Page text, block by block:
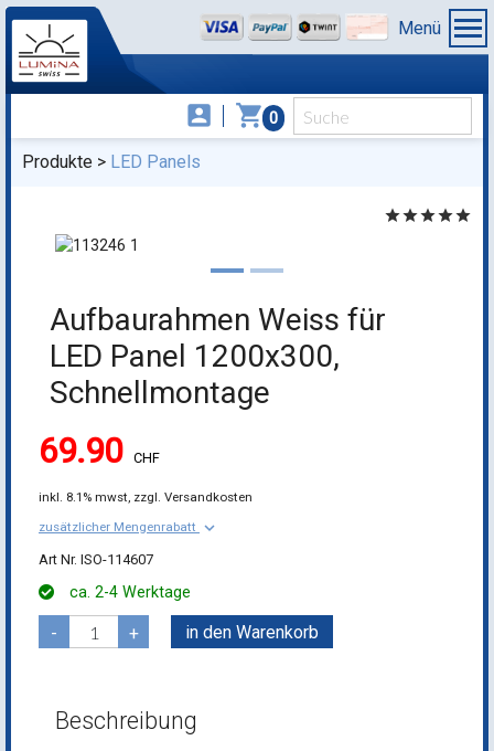
account_box shopping_cart 0
Menü
Produkte LED Panels
starstarstarstarstar
Aufbaurahmen Weiss für
LED Panel 1200x300,
Schnellmontage
69.90 CHF
inkl. 8.1% mwst, zzgl. Versandkosten
zusätzlicher Mengenrabatt keyboard_arrow_down
ISO-114607
ca. 2-4 Werktage
- + in den Warenkorb
Beschreibung